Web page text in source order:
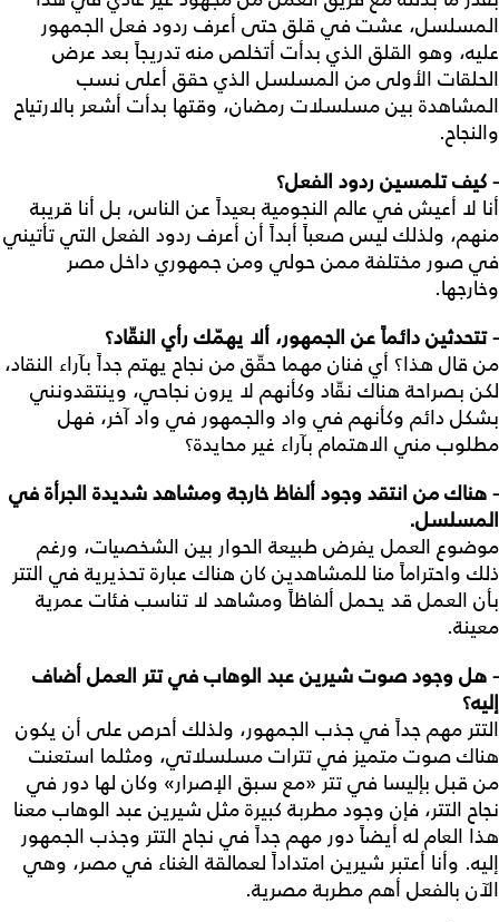
المسلسل، عشت في قلق حتى أعرف ردود فعل الجمهور
عليه، وهو القلق الذي بدأت أتخلص منه تدريجاً بعد عرض
الحلقات الأولى من المسلسل الذي حقق أعلى نسب
المشاهدة بين مسلسلات رمضان، وقتها بدأت أشعر بالارتياح
والنجاح.
- كيف تلمسين ردود الفعل؟
أنا لا أعيش في عالم النجومية بعيداً عن الناس، بل أنا قريبة
منهم، ولذلك ليس صعباً أبداً أن أعرف ردود الفعل التي تأتيني
في صور مختلفة ممن حولي ومن جمهوري داخل مصر
وخارجها.
- تتحدثين دائماً عن الجمهور، ألا يهمّك رأي النقّاد؟
من قال هذا؟ أي فنان مهما حقّق من نجاح يهتم جداً بآراء النقاد،
لكن بصراحة هناك نقّاد وكأنهم لا يرون نجاحي، وينتقدونني
بشكل دائم وكأنهم في واد والجمهور في واد آخر، فهل
مطلوب مني الاهتمام بآراء غير محايدة؟
- هناك من انتقد وجود ألفاظ خارجة ومشاهد شديدة الجرأة في
المسلسل.
موضوع العمل يفرض طبيعة الحوار بين الشخصيات، ورغم
ذلك واحتراماً منا للمشاهدين كان هناك عبارة تحذيرية في التتر
بأن العمل قد يحمل ألفاظاً ومشاهد لا تناسب فئات عمرية
معينة.
- هل وجود صوت شيرين عبد الوهاب في تتر العمل أضاف
إليه؟
التتر مهم جداً في جذب الجمهور، ولذلك أحرص على أن يكون
هناك صوت متميز في تترات مسلسلاتي، ومثلما استعنت
من قبل بإليسا في تتر «مع سبق الإصرار» وكان لها دور في
نجاح التتر، فإن وجود مطربة كبيرة مثل شيرين عبد الوهاب معنا
هذا العام له أيضاً دور مهم جداً في نجاح التتر وجذب الجمهور
إليه. وأنا أعتبر شيرين امتداداً لعمالقة الغناء في مصر، وهي
الآن بالفعل أهم مطربة مصرية.